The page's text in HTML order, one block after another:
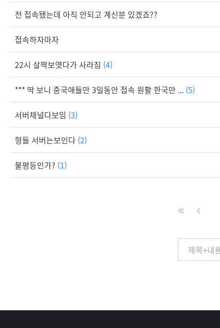
전 접속됐는데 아직 안되고 계신분 있겠죠??
접속하자마자
22시 살짝보엿다가 사라짐 (4)
*** 딱 보니 중국애들만 3일동안 접속 원활 한국만 ... (5)
서버채널다보임 (3)
형들 서버는보인다 (2)
불평등인가? (1)